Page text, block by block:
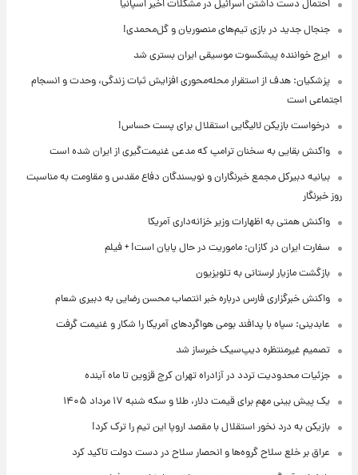
احتمال دست داشتن اسرائیل در مشکلات اخیر اسپانیا
جنجال جدید در بازی تیم‌های منصوریان و گل‌محمدی!
ایرج خواننده پیشکسوت موسیقی ایران بستری شد
پزشکیان: هدف از استقرار محله‌محوری افزایش ثبات زندگی، وحدت و انسجام
اجتماعی است
درخواست بازیکن لالیگایی استقلال برای پست حساس!
واکنش بقایی به سخنان ترامپ که مدعی غنیمت‌گیری از ایران شده است
بیانیه دبیرکل مجمع خبرنگاران و نویسندگان دفاع مقدس و مقاومت به مناسبت
روز خبرنگار
واکنش همتی به اظهارات وزیر خزانه‌داری آمریکا
سفارت ایران در کازان: ماموریت در حال پایان است! + فیلم
بازگشت مازیار لرستانی به تلویزیون
واکنش خبرگزاری فارس درباره خبر انتصاب محسن رضایی به دبیری شعام
عابدینی: سپاه با پدافند بومی هواگردهای آمریکا را شکار و غنیمت گرفت
تصمیم غیرمنتظره دیپ‌سیک خبرساز شد
جزئیات محدودیت تردد در آزادراه تهران کرج قزوین تا ماه آینده
یک پیش ‌بینی مهم برای قیمت دلار، طلا و سکه شنبه ۱۷ مرداد ۱۴۰۵
بازیکن به درد نخور استقلال با مقصد اروپا این تیم را ترک کرد!
عراق بر خلع سلاح گروه‌ها و انحصار سلاح در دست دولت تاکید کرد